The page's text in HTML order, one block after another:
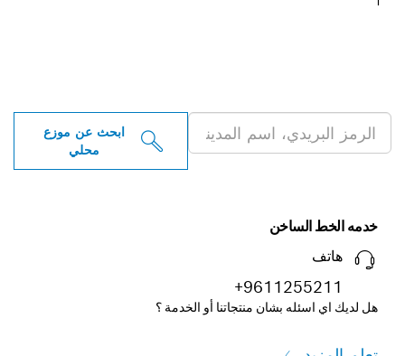
ابحث عن موزع
محلي
خدمه الخط الساخن
هاتف
+9611255211
هل لديك اي اسئله بشان منتجاتنا أو الخدمة ؟